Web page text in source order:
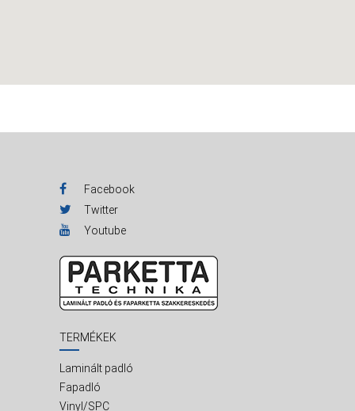
Facebook
Twitter
Youtube
TERMÉKEK
Laminált padló
Fapadló
Vinyl/SPC